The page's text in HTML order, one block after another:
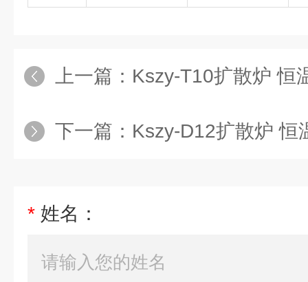
上一篇： Kszy-T10扩散炉 恒
下一篇： Kszy-D12扩散炉 恒
* 姓名：